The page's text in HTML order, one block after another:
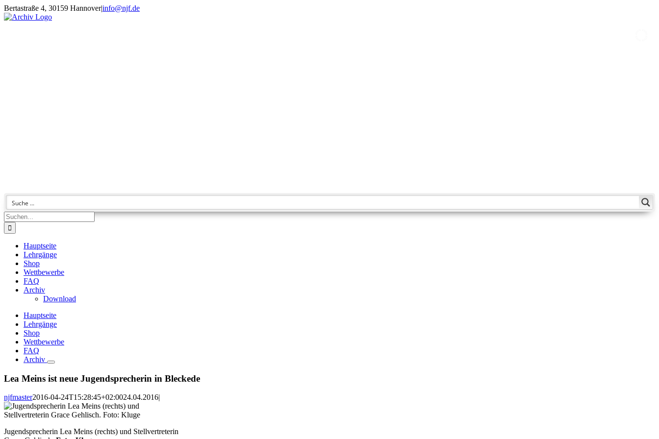
Zum
Inhalt
Bertastraße 4, 30159 Hannover|info@njf.de
Facebook
Instagram
YouTube
E-
Suche
nach:
Hauptseite
Lehrgänge
Shop
Wettbewerbe
FAQ
Archiv
Download
Hauptseite
Lehrgänge
Shop
Wettbewerbe
FAQ
Archiv
Lea Meins ist neue Jugendsprecherin in Bleckede
njfmaster2016-04-24T15:28:45+02:0024.04.2016|
Jugendsprecherin Lea Meins (rechts) und Stellvertreterin